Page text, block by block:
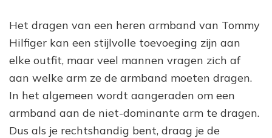
Het dragen van een heren armband van Tommy
Hilfiger kan een stijlvolle toevoeging zijn aan
elke outfit, maar veel mannen vragen zich af
aan welke arm ze de armband moeten dragen.
In het algemeen wordt aangeraden om een
armband aan de niet-dominante arm te dragen.
Dus als je rechtshandig bent, draag je de